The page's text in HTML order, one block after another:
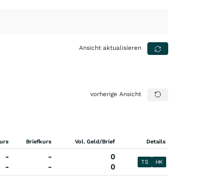
Ansicht aktualisieren
vorherige Ansicht
Briefkurs Vol. Geld/Brief Details
-
-
-
-
0
0
TS HK